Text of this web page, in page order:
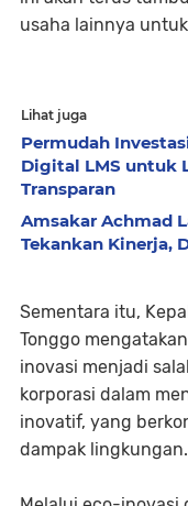
usaha lainnya
Lihat juga
Permudah
Digital LMS untuk
Transparan
Amsakar Achmad
Tekankan Kinerja,
Sementara itu,
Tonggo
inovasi menjadi
korporasi dalam
inovatif, yang
dampak lingkungan.